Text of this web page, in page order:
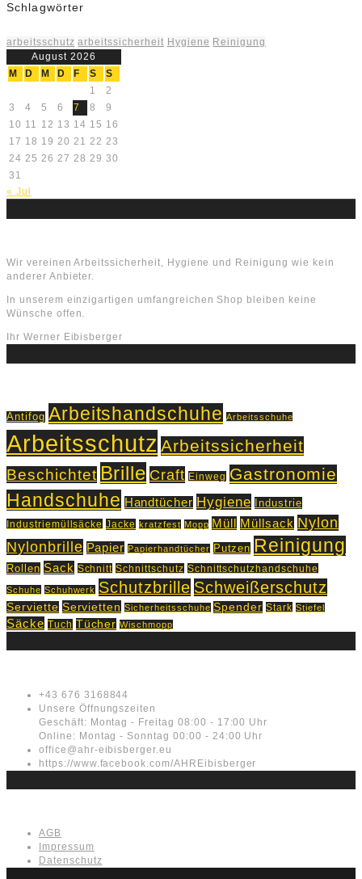
Schlagwörter
arbeitsschutz arbeitssicherheit Hygiene Reinigung
August 2026
M
D M D F S
S
1
2
3
4 5 6 7 8
9
10 11 12 13 14 15 16
17 18 19 20 21 22 23
24 25 26 27 28 29 30
31
« Jul
Wir vereinen Arbeitssicherheit, Hygiene und Reinigung wie kein
anderer Anbieter.
In unserem einzigartigen umfangreichen Shop bleiben keine
Wünsche offen.
Ihr Werner Eibisberger
Antifog Arbeitshandschuhe Arbeitsschuhe
Arbeitsschutz Arbeitssicherheit
Beschichtet Brille Craft Einweg Gastronomie
Handschuhe Handtücher Hygiene Industrie
Industriemüllsäcke Jacke kratzfest Mopp Müll Müllsack Nylon
Nylonbrille Papier Papierhandtücher Putzen Reinigung
Rollen Sack Schnitt Schnittschutz Schnittschutzhandschuhe
Schuhe Schuhwerk Schutzbrille Schweißerschutz
Serviette Servietten Sicherheitsschuhe Spender Stark Stiefel
Säcke Tuch Tücher Wischmopp
+43 676 3168844
Unsere Öffnungszeiten
Geschäft: Montag - Freitag 08:00 - 17:00 Uhr
Online: Montag - Sonntag 00:00 - 24:00 Uhr
office@ahr-eibisberger.eu
https://www.facebook.com/AHREibisberger
AGB
Impressum
Datenschutz